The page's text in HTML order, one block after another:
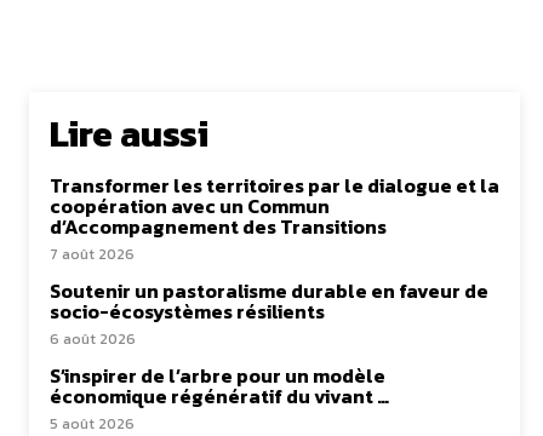
Lire aussi
Transformer les territoires par le dialogue et la
coopération avec un Commun
d’Accompagnement des Transitions
7 août 2026
Soutenir un pastoralisme durable en faveur de
socio-écosystèmes résilients
6 août 2026
S’inspirer de l’arbre pour un modèle
économique régénératif du vivant …
5 août 2026